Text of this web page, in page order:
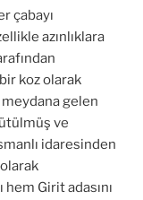
çabayı
azınlıklara
koz olarak
meydana gelen
ve
idaresinden
Girit adasını